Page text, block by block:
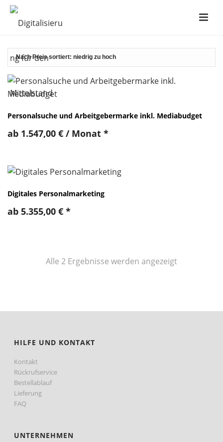
Personalsuche und Arbeitgebermarke inkl. Mediabudget
ab 1.547,00 € / Monat *
Digitales Personalmarketing
ab 5.355,00 € *
Alle 2 Ergebnisse werden angezeigtNach
HILFE UND KONTAKT
Kontakt
Rückrufservice
Bestellablauf
Lieferung
FAQ
UNTERNEHMEN